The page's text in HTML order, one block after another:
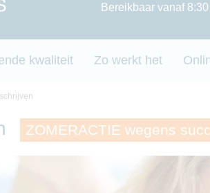
Bereikbaar vanaf 8:30
kwaliteit Zo werkt het
ZOMERACTIE wegens